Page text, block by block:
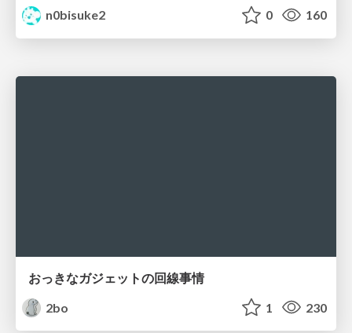
n0bisuke2 0 160
おっきなガジェットの回線事情
2bo
1 230